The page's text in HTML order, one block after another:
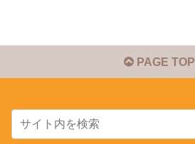
PAGE TOP